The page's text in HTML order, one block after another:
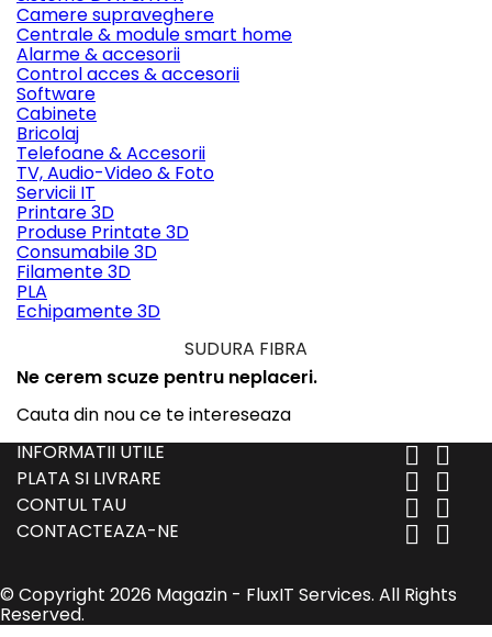
Camere supraveghere
Centrale & module smart home
Alarme & accesorii
Control acces & accesorii
Software
Cabinete
Bricolaj
Telefoane & Accesorii
TV, Audio-Video & Foto
Servicii IT
Printare 3D
Produse Printate 3D
Consumabile 3D
Filamente 3D
PLA
Echipamente 3D
SUDURA FIBRA
Ne cerem scuze pentru neplaceri.
Cauta din nou ce te intereseaza
INFORMATII UTILE
 
PLATA SI LIVRARE  
CONTUL TAU  
CONTACTEAZA-NE  
© Copyright 2026 Magazin - FluxIT Services. All Rights
Reserved.